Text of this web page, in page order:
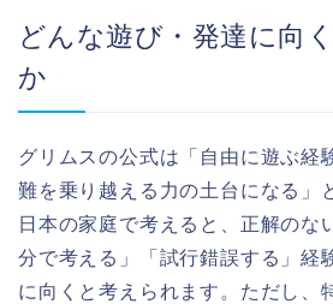
どんな遊び・発達に向
か
グリムスの公式は「自由に遊ぶ経
難を乗り越える力の土台になる」
日本の家庭で考えると、正解のな
分で考える」「試行錯誤する」経
に向くと考えられます。ただし、